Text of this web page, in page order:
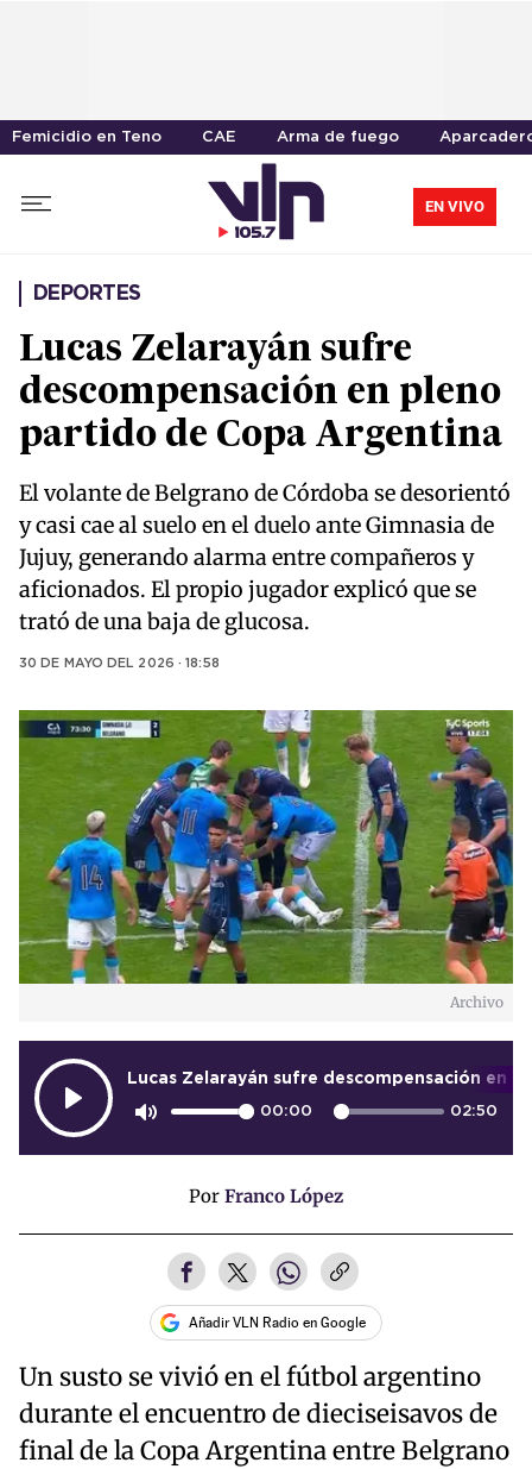
Femicidio en Teno CAE Arma de fuego
EN VIVO
DEPORTES
Lucas Zelarayán sufre
descompensación en pleno
partido de Copa Argentina
El volante de Belgrano de Córdoba se desorientó
y casi cae al suelo en el duelo ante Gimnasia de
Jujuy, generando alarma entre compañeros y
aficionados. El propio jugador explicó que se
trató de una baja de glucosa.
30 DE MAYO DEL 2026 · 18:58
Archivo
Lucas Zelarayán sufre descompensación en
00:00 02:50
Por Franco López
Añadir VLN Radio en Google
Un susto se vivió en el fútbol argentino
durante el encuentro de dieciseisavos de
final de la Copa Argentina entre Belgrano